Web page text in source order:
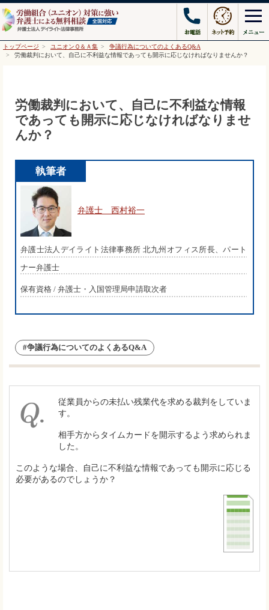
トップページ ユニオンＱ＆Ａ集
争議行為についてのよくあるQ&A
労働裁判において、自己に不利益な情報であっても開示に応じなければなりませんか？
労働裁判において、自己に不利益な情報
であっても開示に応じなければなりませ
んか？
執筆者
弁護士 西村裕一
弁護士法人デイライト法律事務所 北九州オフィス所長、パート
ナー弁護士
保有資格 / 弁護士・入国管理局申請取次者
#争議行為についてのよくあるQ&A
従業員からの未払い残業代を求める裁判をしていま
す。
相手方からタイムカードを開示するよう求められま
した。
このような場合、自己に不利益な情報であっても開示に応じる
必要があるのでしょうか？